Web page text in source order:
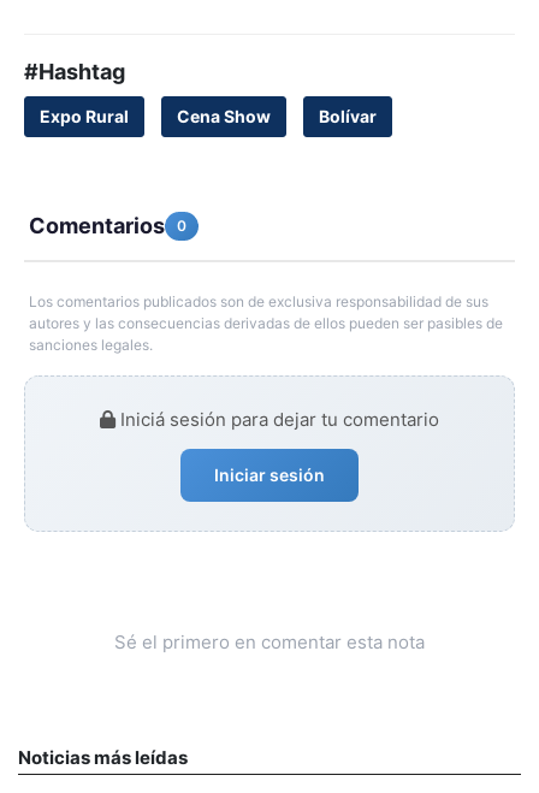
#Hashtag
Expo Rural Cena Show Bolívar
Comentarios 0
Los comentarios publicados son de exclusiva responsabilidad de sus
autores y las consecuencias derivadas de ellos pueden ser pasibles de
sanciones legales.
Iniciá sesión para dejar tu comentario
Iniciar sesión
Sé el primero en comentar esta nota
Noticias más leídas